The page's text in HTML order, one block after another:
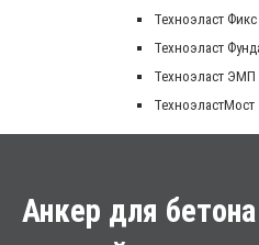
Техноэласт Фикс
Техноэласт
Техноэласт ЭМП
ТехноэластМост
Анкер для